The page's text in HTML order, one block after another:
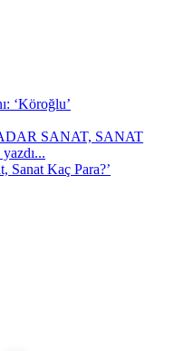
‘Köroğlu’
Sanat Kaç Para?’